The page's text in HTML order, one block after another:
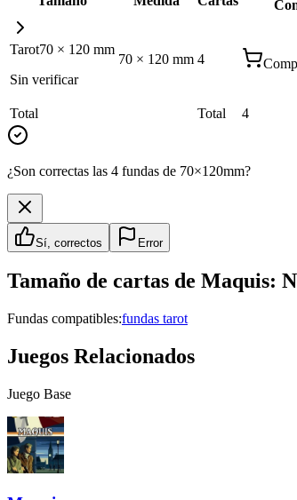
Tarot70 × 120 mm
Sin verificar
70 × 120 mm 4
Total Total 4
¿Son correctas las 4 fundas de 70×120mm?
Sí, correctos Error
Tamaño de cartas de Maquis:
Fundas compatibles:fundas tarot
Juegos Relacionados
Juego Base